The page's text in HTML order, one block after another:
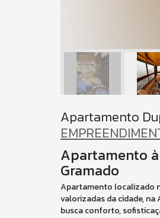
Apartamento
Apartamento
Gramado
Apartamento localizado
valorizadas da cidade,
busca conforto,